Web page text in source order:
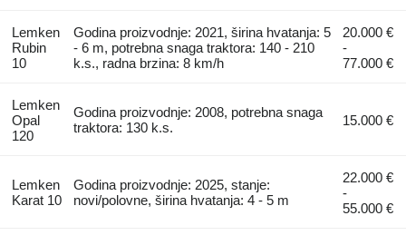
Lemken
Rubin
10
Godina proizvodnje: 2021, širina hvatanja: 5
- 6 m, potrebna snaga traktora: 140 - 210
k.s., radna brzina: 8 km/h
20.000 €
-
77.000 €
Lemken
Opal
120
Godina proizvodnje: 2008, potrebna snaga
traktora: 130 k.s.
15.000 €
Lemken
Karat 10
Godina proizvodnje: 2025, stanje:
novi/polovne, širina hvatanja: 4 - 5 m
22.000 €
-
55.000 €